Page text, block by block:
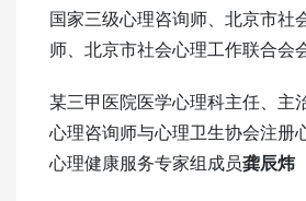
国家三级心理咨询师、北京市社
师、北京市社会心理工作联合会
某三甲医院医学心理科主任、主
心理咨询师与心理卫生协会注册
心理健康服务专家组成员龚辰炜